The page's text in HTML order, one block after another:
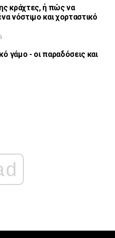
κράχτες, ή πώς να
νόστιμο και χορταστικό
γάμο - οι παραδόσεις και